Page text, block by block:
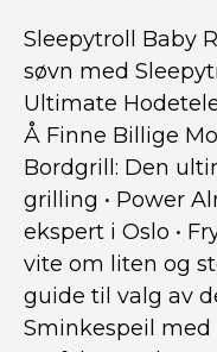
Sleepytroll Baby
søvn med
Ultimate
Å Finne Billige
Bordgrill: Den
grilling • Power
ekspert i Oslo •
vite om liten og
guide til valg av
Sminkespeil